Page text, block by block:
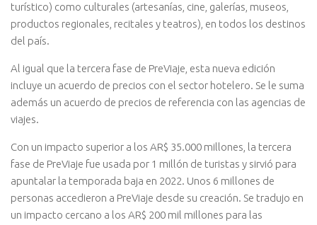
turístico) como culturales (artesanías, cine, galerías, museos,
productos regionales, recitales y teatros), en todos los destinos
del país.
Al igual que la tercera fase de PreViaje, esta nueva edición
incluye un acuerdo de precios con el sector hotelero. Se le suma
además un acuerdo de precios de referencia con las agencias de
viajes.
Con un impacto superior a los AR$ 35.000 millones, la tercera
fase de PreViaje fue usada por 1 millón de turistas y sirvió para
apuntalar la temporada baja en 2022. Unos 6 millones de
personas accedieron a PreViaje desde su creación. Se tradujo en
un impacto cercano a los AR$ 200 mil millones para las